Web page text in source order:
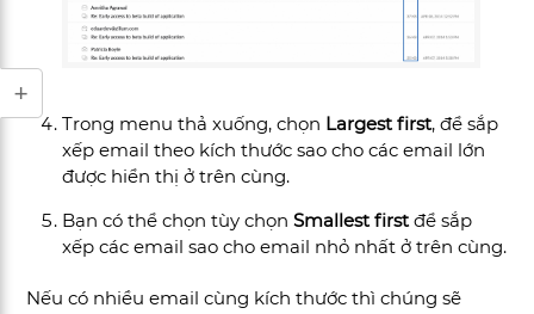
Trong menu thả xuống, chọn Largest first, để sắp
xếp email theo kích thước sao cho các email lớn
được hiển thị ở trên cùng.
Bạn có thể chọn tùy chọnSmallest firstđể sắp
xếp các email sao cho email nhỏ nhất ở trên cùng.
Nếu có nhiều email cùng kích thước thì chúng sẽ